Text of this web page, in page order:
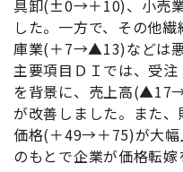
具卸(±0→＋10)、小売
した。一方で、その他
庫業(＋7→▲13)などは悪
主要項目ＤＩでは、受
を背景に、売上高
が改善しました。また
価格(＋49→＋75)が大幅
のもとで企業が価格転